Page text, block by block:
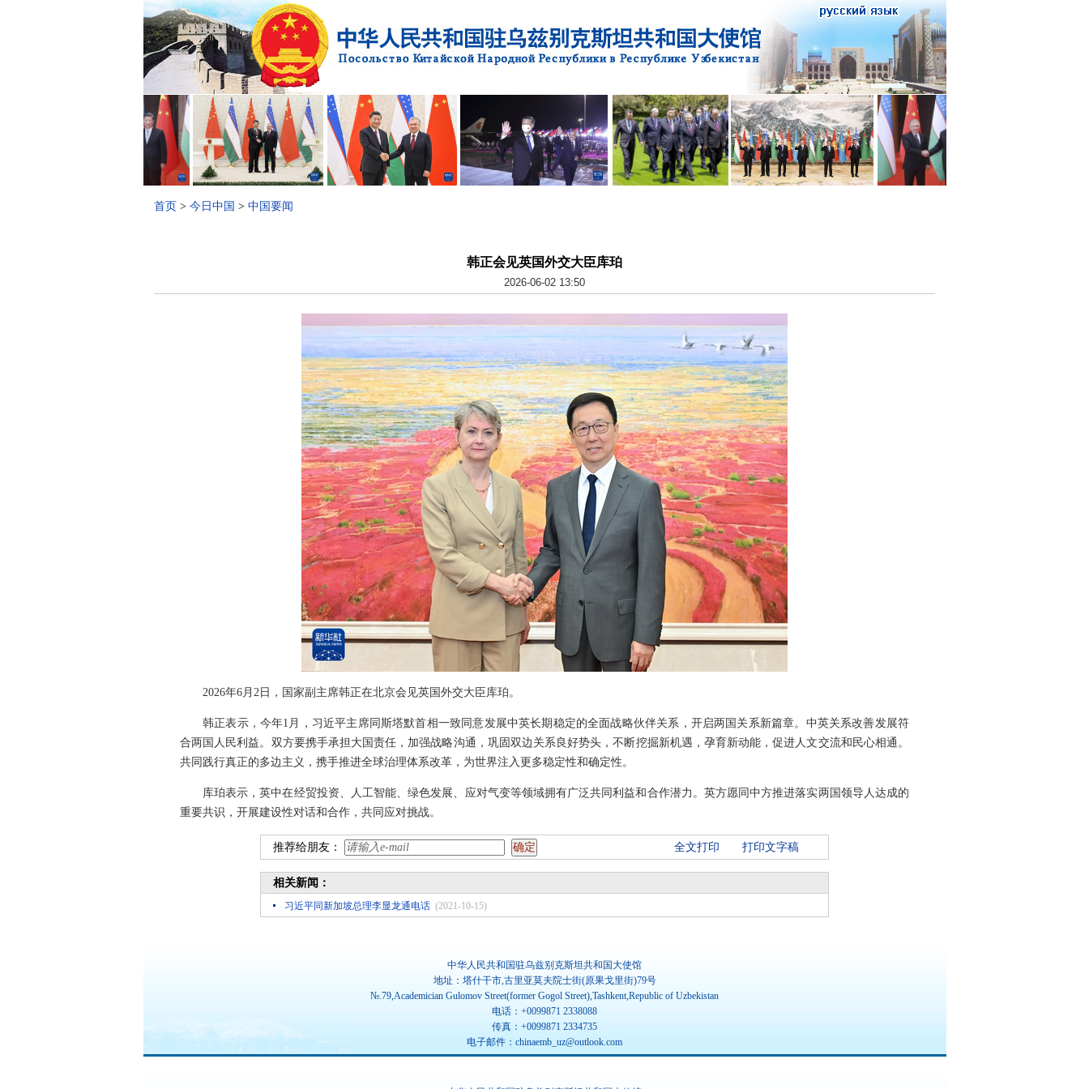
首页 > 今日中国 > 中国要闻
韩正会见英国外交大臣库珀
2026-06-02 13:50
2026年6月2日，国家副主席韩正在北京会见英国外交大臣库珀。
韩正表示，今年1月，习近平主席同斯塔默首相一致同意发展中英长期稳定的全面战略伙伴关系，开启两国关系新篇章。中英关系改善发展符
合两国人民利益。双方要携手承担大国责任，加强战略沟通，巩固双边关系良好势头，不断挖掘新机遇，孕育新动能，促进人文交流和民心相通。
共同践行真正的多边主义，携手推进全球治理体系改革，为世界注入更多稳定性和确定性。
库珀表示，英中在经贸投资、人工智能、绿色发展、应对气变等领域拥有广泛共同利益和合作潜力。英方愿同中方推进落实两国领导人达成的
重要共识，开展建设性对话和合作，共同应对挑战。
推荐给朋友： 全文打印 打印文字稿
相关新闻：
习近平同新加坡总理李显龙通电话 (2021-10-15)
中华人民共和国驻乌兹别克斯坦共和国大使馆
地址：塔什干市,古里亚莫夫院士街(原果戈里街)79号
№.79,Academician Gulomov Street(former Gogol Street),Tashkent,Republic of Uzbekistan
电话：+0099871 2338088
传真：+0099871 2334735
电子邮件：chinaemb_uz@outlook.com